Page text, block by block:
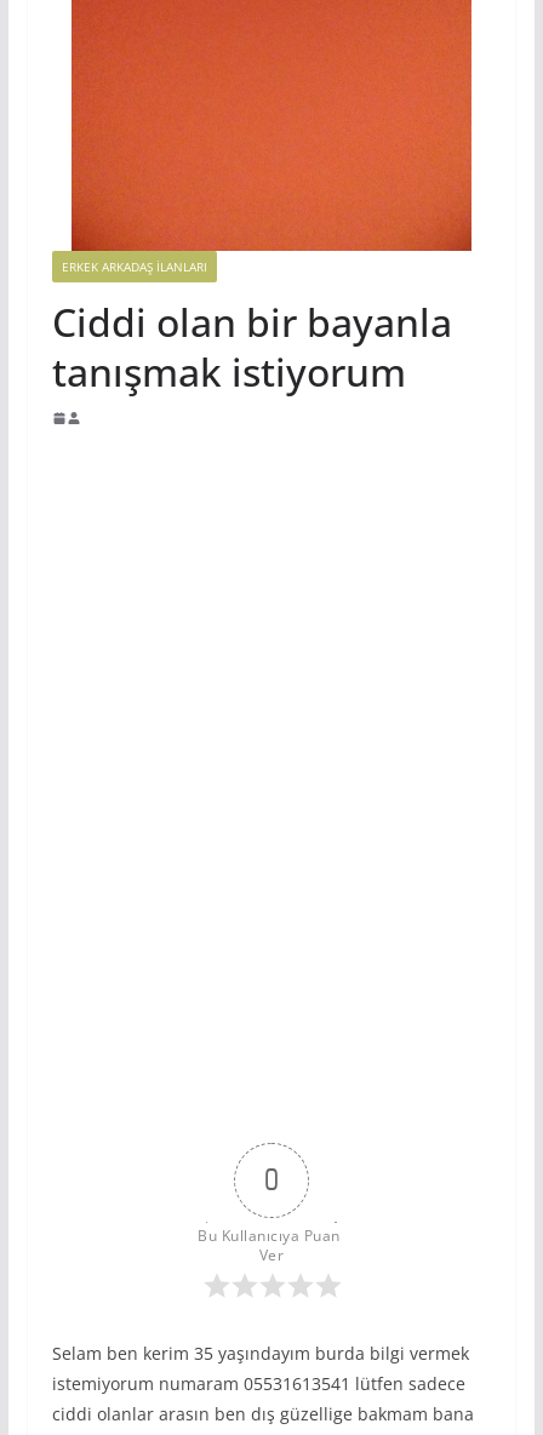
ERKEK ARKADAŞ ILANLARI
Ciddi olan bir bayanla
tanışmak istiyorum
0
Bu Kullanıcıya Puan
Ver
Selam ben kerim 35 yaşındayım burda bilgi vermek
istemiyorum numaram 05531613541 lütfen sadece
ciddi olanlar arasın ben dış güzellige bakmam bana